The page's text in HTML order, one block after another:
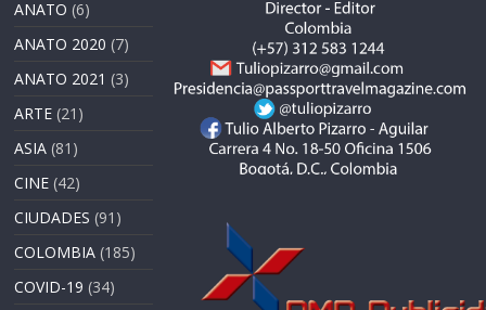
ANATO (6)
ANATO 2020 (7)
ANATO 2021 (3)
ARTE (21)
ASIA (81)
CINE (42)
CIUDADES (91)
COLOMBIA (185)
COVID-19 (34)